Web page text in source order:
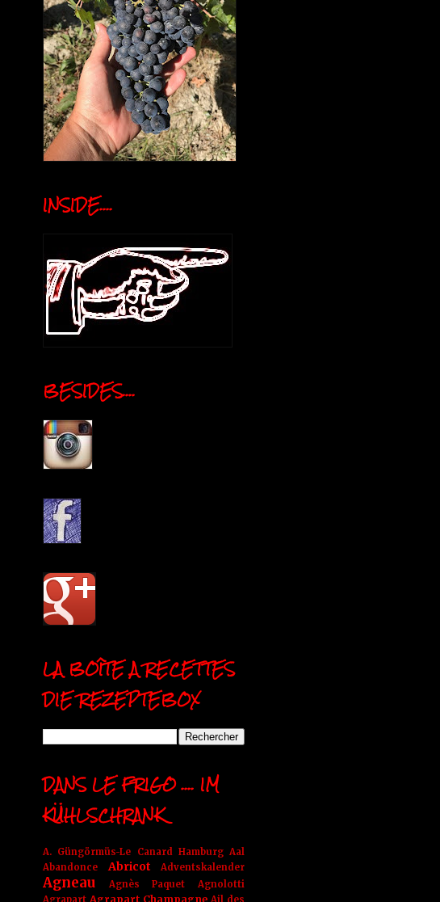
INSIDE....
BESIDES....
LA BOÎTE A RECETTES
DIE REZEPTEBOX
DANS LE FRIGO .... IM
KÜHLSCHRANK
A. Güngörmüs-Le Canard Hamburg Aal
Abandonce
Abricot Adventskalender
Agneau Agnès Paquet
Agnolotti
Agrapart Agrapart Champagne Ail des